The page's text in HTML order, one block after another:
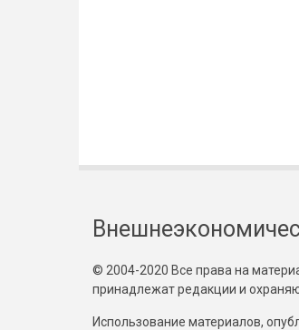
© 2004-2020 Все права на
принадлежат редакции и
Использование материалов,